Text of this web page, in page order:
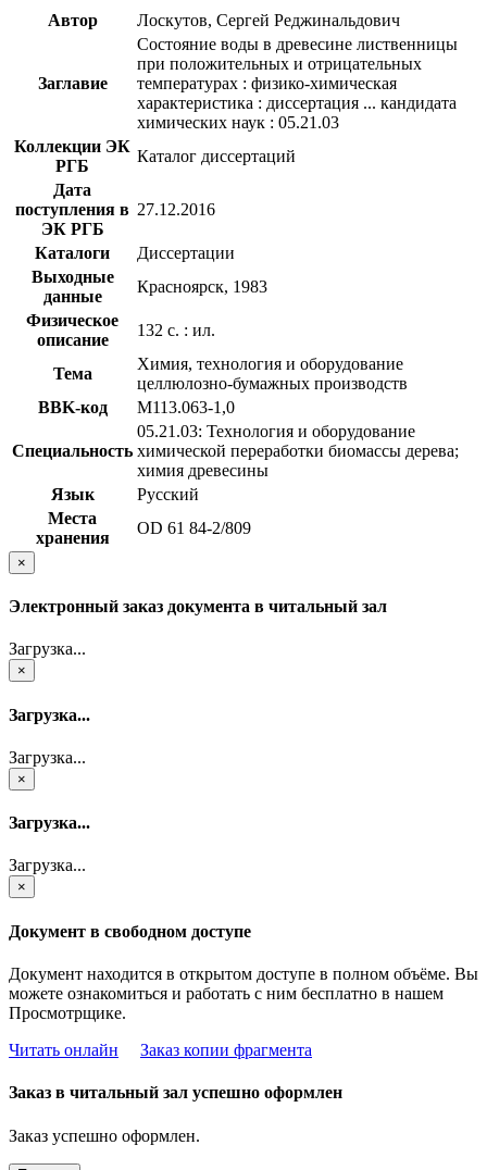
Автор Лоскутов, Сергей Реджинальдович
Заглавие
Состояние воды в древесине лиственницы
при положительных и отрицательных
температурах : физико-химическая
характеристика : диссертация ... кандидата
химических наук : 05.21.03
Коллекции ЭК
РГБ
Каталог диссертаций
Дата
поступления в
ЭК РГБ
27.12.2016
Каталоги
Диссертации
Выходные
данные
Красноярск, 1983
Физическое
описание
132 с. : ил.
Тема
Химия, технология и оборудование
целлюлозно-бумажных производств
BBK-код
М113.063-1,0
Специальность
05.21.03: Технология и оборудование
химической переработки биомассы дерева;
химия древесины
Язык
Русский
Места
хранения
OD 61 84-2/809
×
Электронный заказ документа в читальный зал
Загрузка...
×
Загрузка...
Загрузка...
×
Загрузка...
Загрузка...
×
Документ в свободном доступе
Документ находится в открытом доступе в полном объёме. Вы
можете ознакомиться и работать с ним бесплатно в нашем
Просмотрщике.
Читать онлайн
Заказ копии фрагмента
Заказ в читальный зал успешно оформлен
Заказ успешно оформлен.